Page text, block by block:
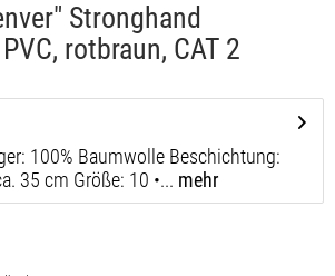
Stronghand
rotbraun, CAT 2
100% Baumwolle Beschichtung:
35 cm Größe: 10 •... mehr